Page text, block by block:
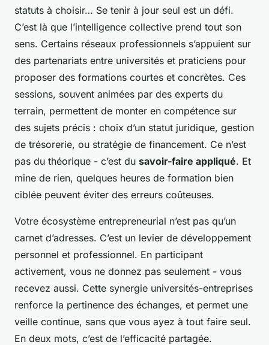
statuts à choisir… Se tenir à jour seul est un défi.
C’est là que l’intelligence collective prend tout son
sens. Certains réseaux professionnels s’appuient sur
des partenariats entre universités et praticiens pour
proposer des formations courtes et concrètes. Ces
sessions, souvent animées par des experts du
terrain, permettent de monter en compétence sur
des sujets précis : choix d’un statut juridique, gestion
de trésorerie, ou stratégie de financement. Ce n’est
pas du théorique - c’est du savoir-faire appliqué. Et
mine de rien, quelques heures de formation bien
ciblée peuvent éviter des erreurs coûteuses.
Votre écosystème entrepreneurial n’est pas qu’un
carnet d’adresses. C’est un levier de développement
personnel et professionnel. En participant
activement, vous ne donnez pas seulement - vous
recevez aussi. Cette synergie universités-entreprises
renforce la pertinence des échanges, et permet une
veille continue, sans que vous ayez à tout faire seul.
En deux mots, c’est de l’efficacité partagée.